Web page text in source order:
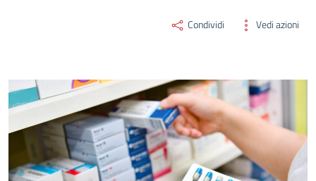
Condividi Vedi azioni